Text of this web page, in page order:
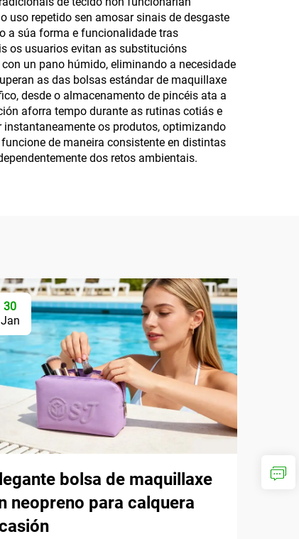
uso repetido sen amosar sinais de desgaste
a súa forma e funcionalidade tras
os usuarios evitan as substitucións
un pano húmido, eliminando a necesidade
as das bolsas estándar de maquillaxe
desde o almacenamento de pincéis ata a
aforra tempo durante as rutinas cotiás e
instantaneamente os produtos, optimizando
de maneira consistente en distintas
dos retos ambientais.
30
Jan
bolsa de maquillaxe
neopreno para calquera